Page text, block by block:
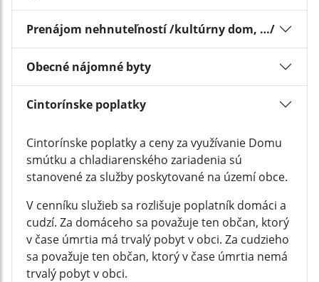
Prenájom nehnuteľností /kultúrny dom, …/
Obecné nájomné byty
Cintorínske poplatky
Cintorínske poplatky a ceny za využívanie Domu
smútku a chladiarenského zariadenia sú
stanovené za služby poskytované na území obce.
V cenníku služieb sa rozlišuje poplatník domáci a
cudzí. Za domáceho sa považuje ten občan, ktorý
v čase úmrtia má trvalý pobyt v obci. Za cudzieho
sa považuje ten občan, ktorý v čase úmrtia nemá
trvalý pobyt v obci.